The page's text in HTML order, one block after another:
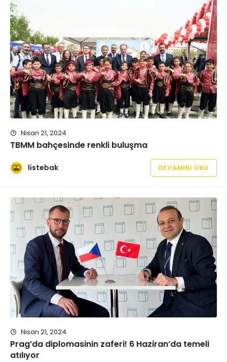
Nisan 21, 2024
TBMM bahçesinde renkli buluşma
listebak DEVAMINI OKU
Nisan 21, 2024
Prag’da diplomasinin zaferi! 6 Haziran’da temeli
atılıyor